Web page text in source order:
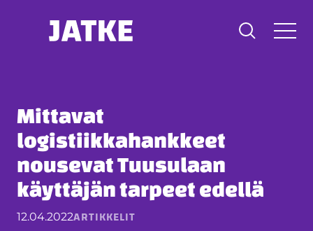
Mittavat
logistiikkahankkeet
nousevat Tuusulaan
käyttäjän tarpeet edellä
12.04.2022ARTIKKELIT